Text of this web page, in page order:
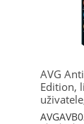
AVG
Edition,
platnost